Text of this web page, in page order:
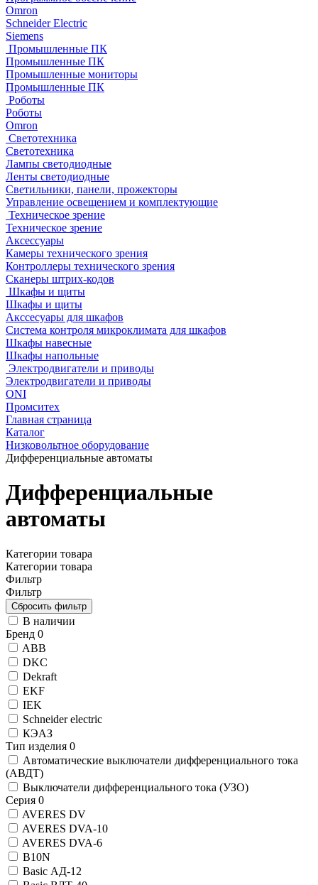
Omron
Schneider Electric
Siemens
Промышленные ПК
Промышленные ПК
Промышленные мониторы
Промышленные ПК
Роботы
Роботы
Omron
Светотехника
Светотехника
Лампы светодиодные
Ленты светодиодные
Светильники, панели, прожекторы
Управление освещением и комплектующие
Техническое зрение
Техническое зрение
Аксессуары
Камеры технического зрения
Контроллеры технического зрения
Сканеры штрих-кодов
Шкафы и щиты
Шкафы и щиты
Акссесуары для шкафов
Система контроля микроклимата для шкафов
Шкафы навесные
Шкафы напольные
Электродвигатели и приводы
Электродвигатели и приводы
ONI
Промситех
Главная страница
Каталог
Низковольтное оборудование
Дифференциальные автоматы
Дифференциальные
автоматы
Категории товара
Категории товара
Фильтр
Фильтр
В наличии
Бренд 0
ABB
DKC
Dekraft
EKF
IEK
Schneider electric
КЭАЗ
Тип изделия 0
Автоматические выключатели дифференциального тока
(АВДТ)
Выключатели дифференциального тока (УЗО)
Серия 0
AVERES DV
AVERES DVA-10
AVERES DVA-6
B10N
Basic АД-12